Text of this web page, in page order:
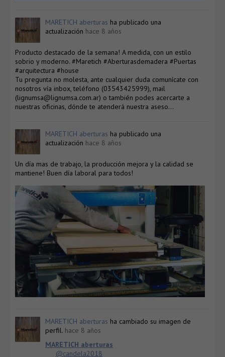
MARETICH aberturas ha publicado una
actualización hace 8 años
Producto destacado de la semana! A medida, con un estilo
sobrio y moderno. #Maretich #Aberturasdemadera #Puertas
#arquitectura #house
Tu pregunta no molesta, ante cualquier duda comunícate con
nosotros vía inbox, teléfono (03543425999), mail
(lignumsa@lignumsa.com.ar) o también podes acercarte a
nuestras oficinas, dónde te atenderá nuestra aseso…
MARETICH aberturas ha publicado una
actualización hace 8 años
Un día mas de trabajo, la producción mejora y la calidad se
mantiene! Buen día laboral para todos!
MARETICH aberturas ha cambiado su imagen de
perfil. hace 8 años
MARETICH aberturas
@candela2018